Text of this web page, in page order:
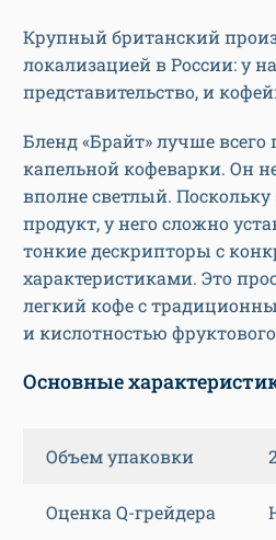
Крупный британский
локализацией в России: у
представительство, и
Бленд «Брайт» лучше всего
капельной кофеварки. Он
вполне светлый.
продукт, у него сложно
тонкие дескрипторы с
характеристиками. Это
легкий кофе с
и кислотностью
Основные
Объем упаковки
Оценка Q-грейдера